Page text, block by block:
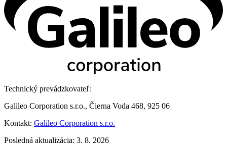
Technický prevádzkovateľ:
Galileo Corporation s.r.o., Čierna Voda 468, 925 06
Kontakt: Galileo Corporation s.r.o.
Posledná aktualizácia: 3. 8. 2026